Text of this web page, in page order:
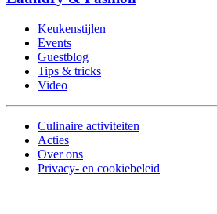
Keukenstijlen
Events
Guestblog
Tips & tricks
Video
Culinaire activiteiten
Acties
Over ons
Privacy- en cookiebeleid